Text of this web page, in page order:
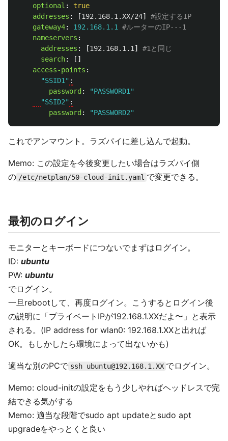
optional :
true
addresses : [192.168.1.XX/24]
#設定するIP
gateway4: 192.168.1.1
#ルーターのIP---1
nameservers :
addresses : [192.168.1.1 ]
#1と同じ
search:
[]
access-points :
"SSID1" :
password : "PASSWORD1"
"SSID2" :
password : "PASSWORD2"
これでアンマウント。ラズパイに差し込んで起動。
Memo: この設定を今後変更したい場合はラズパイ側
の /etc/netplan/50-cloud-init.yaml で変更できる。
最初のログイン
モニターとキーボードにつないでまずはログイン。
ID: ubuntu
PW: ubuntu
でログイン。
一旦rebootして、再度ログイン。こうするとログイン後
の説明に「プライベートIPが192.168.1.XXだよ〜」と表示
される。(IP address for wlan0: 192.168.1.XXと出れば
OK。もしかしたら環境によって出ないかも)
適当な別のPCで ssh ubuntu@192.168.1.XX でログイン。
Memo: cloud-initの設定をもう少しやればヘッドレスで完
結できる気がする
Memo: 適当な段階でsudo apt updateとsudo apt
upgradeをやっとくと良い